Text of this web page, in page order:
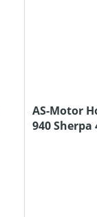
AS-Motor
940 Sherpa